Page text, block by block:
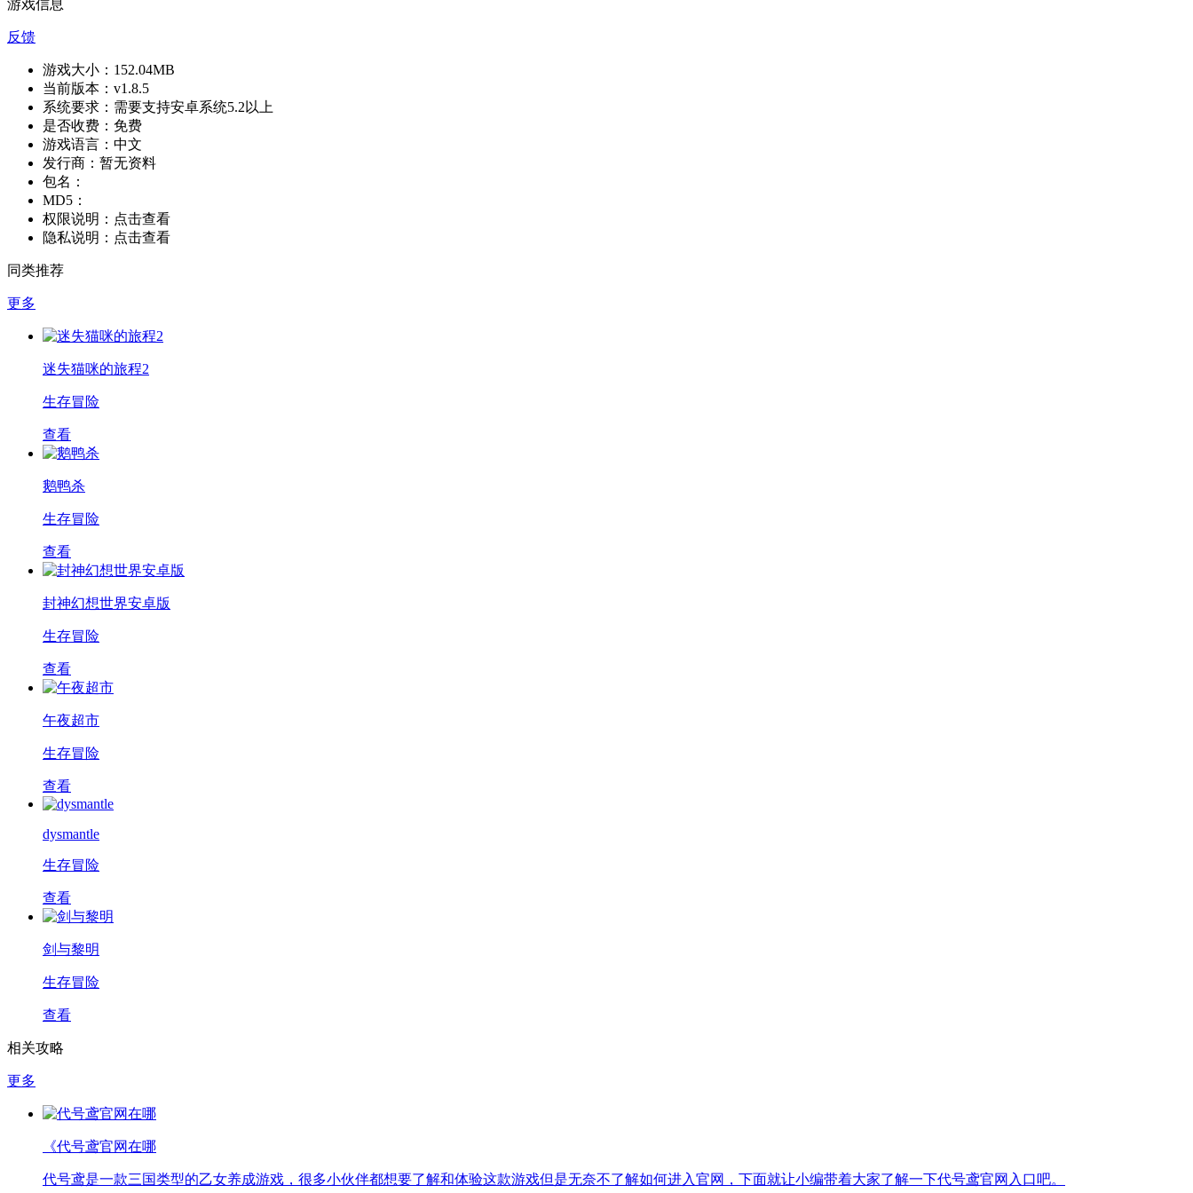
游戏信息
反馈
游戏大小： 152.04MB
当前版本： v1.8.5
系统要求： 需要支持安卓系统5.2以上
是否收费： 免费
游戏语言： 中文
发行商： 暂无资料
包名：
MD5：
权限说明： 点击查看
隐私说明： 点击查看
同类推荐
更多
迷失猫咪的旅程2
生存冒险
查看
鹅鸭杀
生存冒险
查看
封神幻想世界安卓版
生存冒险
查看
午夜超市
生存冒险
查看
dysmantle
生存冒险
查看
剑与黎明
生存冒险
查看
相关攻略
更多
《代号鸢官网在哪
代号鸢是一款三国类型的乙女养成游戏，很多小伙伴都想要了解和体验这款游戏但是无奈不了解如何进入官网，下面就让小编带着大家了解一下代号鸢官网入口吧。